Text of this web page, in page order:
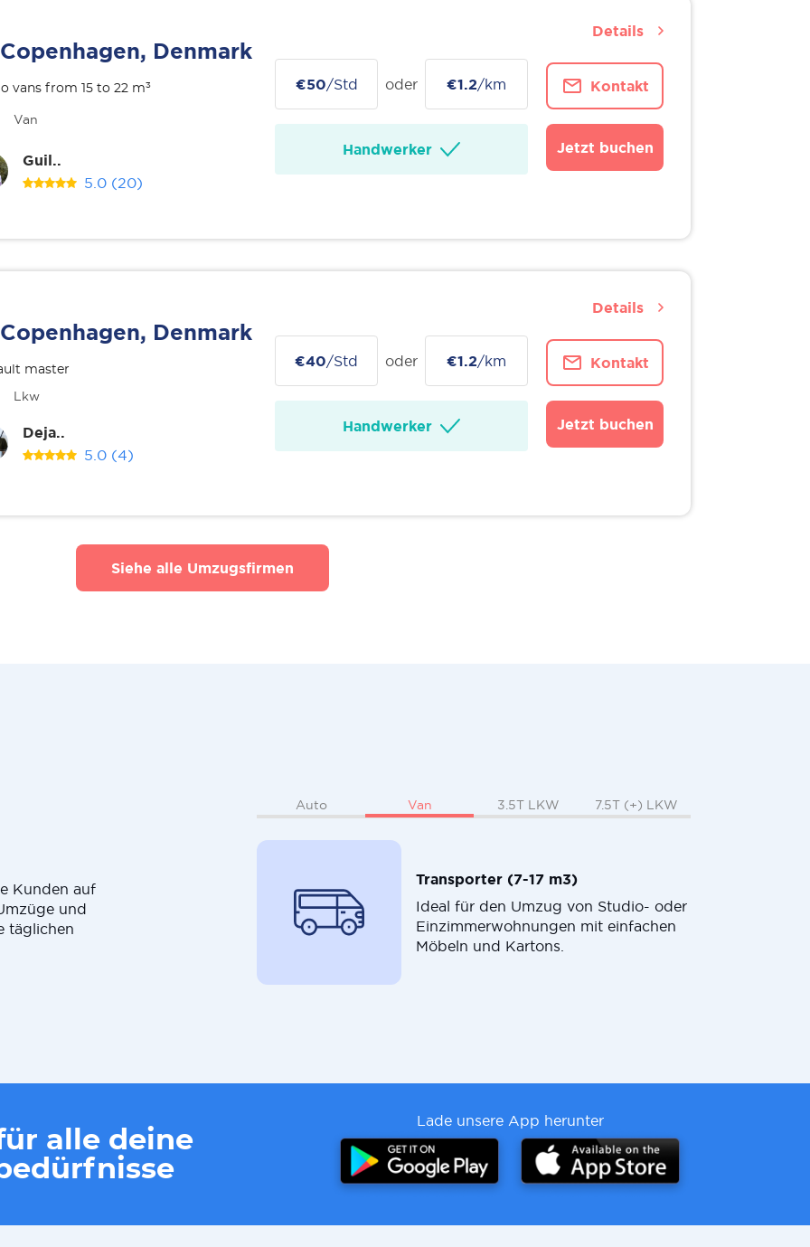
Copenhagen, Denmark
vans from 15 to 22 m³
Van
Guil..
5.0 (20)
€50/Std oder €1.2/km
Handwerker
Kontakt
Jetzt buchen
Details
Copenhagen, Denmark
master
Lkw
Deja..
5.0 (4)
€40/Std oder €1.2/km
Handwerker
Kontakt
Jetzt buchen
Details
Siehe alle Umzugsfirmen
Kunden auf
und
täglichen
Auto Van 3.5T LKW 7.5T (+) LKW
Transporter (7-17 m3)
Ideal für den Umzug von Studio- oder
Einzimmerwohnungen mit einfachen
Möbeln und Kartons.
alle deine
Lade unsere App herunter